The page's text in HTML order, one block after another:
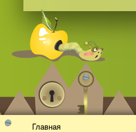
Главная